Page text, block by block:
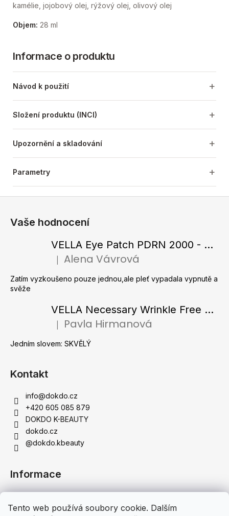
Tento web používá soubory cookie. Dalším
kamélie, jojobový olej, rýžový olej, olivový olej
Objem: 28 ml
Informace o produktu
Návod k použití
Složení produktu (INCI)
Upozornění a skladování
Parametry
Vaše hodnocení
VELLA Eye Patch PDRN 2000 - Tající hydrogelové náplasti pod oči s PDRN 72 g / 60 ks
Hodnocení produktu je 5 z 5 hvězdiček.
Alena Vávrová
Zatím vyzkoušeno pouze jednou,ale pleť vypadala vypnutě a
svěže
VELLA Necessary Wrinkle Free Ampoule - Protivrásková ampule s kolagenovými vlákny a zlatým práškem 50 ml
Hodnocení produktu je 5 z 5 hvězdiček.
Pavla Hirmanová
Jedním slovem: SKVĚLÝ
Kontakt
info@dokdo.cz
+420 605 085 879
DOKDO K-BEAUTY
dokdo.cz
@dokdo.kbeauty
Informace
Podmínky ochrany osobních údajů